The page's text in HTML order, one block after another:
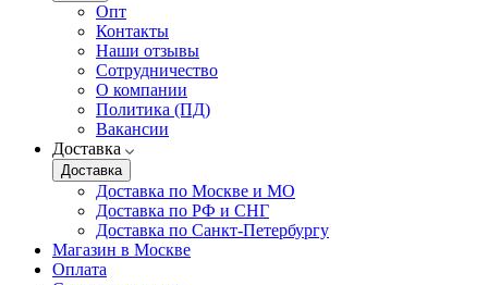
Опт
Контакты
Наши отзывы
Сотрудничество
О компании
Политика (ПД)
Вакансии
Доставка
Доставка
Доставка по Москве и МО
Доставка по РФ и СНГ
Доставка по Санкт-Петербургу
Магазин в Москве
Оплата